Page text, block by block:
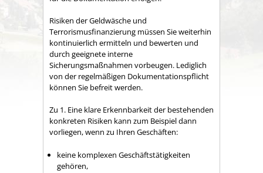
Risiken der Geldwäsche und
Terrorismusfinanzierung müssen Sie weiterhin
kontinuierlich ermitteln und bewerten und
durch geeignete interne
Sicherungsmaßnahmen vorbeugen. Lediglich
von der regelmäßigen Dokumentationspflicht
können Sie befreit werden.
Zu 1. Eine klare Erkennbarkeit der bestehenden
konkreten Risiken kann zum Beispiel dann
vorliegen, wenn zu Ihren Geschäften:
keine komplexen Geschäftstätigkeiten
gehören,